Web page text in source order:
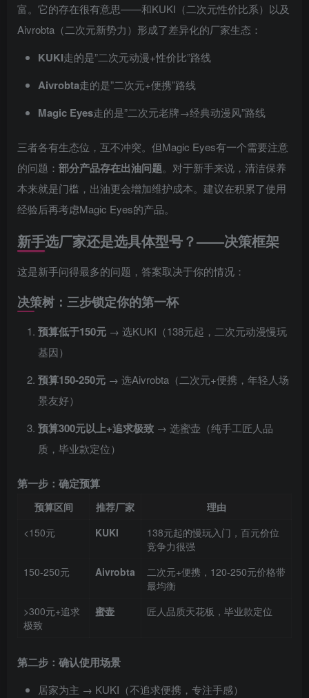
富。它的存在很有意思——和KUKI（二次元性价比系）以及
Aivrobta（二次元新势力）形成了差异化的厂家生态：
KUKI走的是”二次元动漫+性价比”路线
Aivrobta走的是”二次元+便携”路线
Magic Eyes走的是”二次元老牌→经典动漫风”路线
三者各有生态位，互不冲突。但Magic Eyes有一个需要注意
的问题： 部分产品存在出油问题。对于新手来说，清洁保养
本来就是门槛，出油更会增加维护成本。建议在积累了使用
经验后再考虑Magic Eyes的产品。
新手选厂家还是选具体型号？——决策框架
这是新手问得最多的问题，答案取决于你的情况：
决策树：三步锁定你的第一杯
预算低于150元 → 选KUKI（138元起，二次元动漫慢玩
基因）
预算150-250元 → 选Aivrobta（二次元+便携，年轻人场
景友好）
预算300元以上+追求极致 → 选蜜壶（纯手工匠人品
质，毕业款定位）
第一步：确定预算
预算区间 推荐厂家
理由
<150元
KUKI
138元起的慢玩入门，百元价位
竞争力很强
150-250元
Aivrobta
二次元+便携，120-250元价格带
最均衡
>300元+追求
极致
蜜壶 匠人品质天花板，毕业款定位
第二步：确认使用场景
居家为主 → KUKI（不追求便携，专注手感）